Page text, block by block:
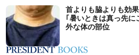
首よりも脇よりも効
｢暑いときは真っ先
外な体の部位